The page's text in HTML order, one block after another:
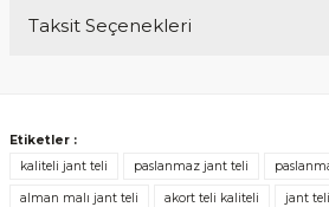
Taksit Seçenekleri
Etiketler :
kaliteli jant teli
paslanmaz jant teli
alman malı jant teli akort teli kaliteli jant